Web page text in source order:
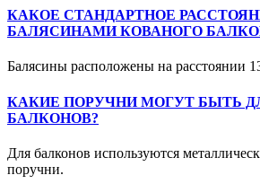
КАКОЕ СТАНДАРТНОЕ
БАЛЯСИНАМИ КОВАНОГО
Балясины расположены на расстоянии
КАКИЕ ПОРУЧНИ МОГУТ БЫТЬ
БАЛКОНОВ?
Для балконов используются
поручни.